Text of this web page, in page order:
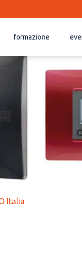
formazione
Italia